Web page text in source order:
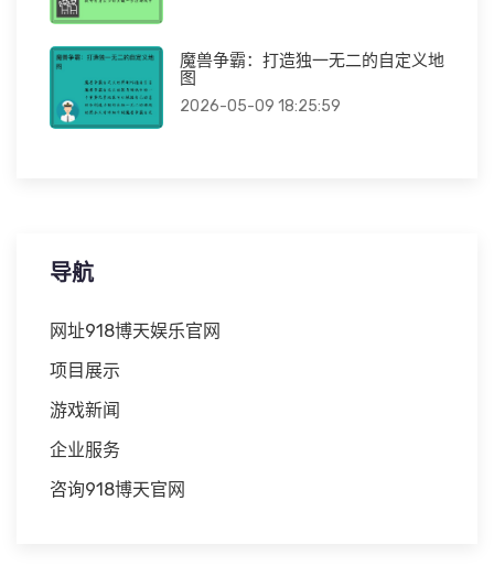
魔兽争霸：打造独一无二的自定义地
图
2026-05-09 18:25:59
导航
网址918博天娱乐官网
项目展示
游戏新闻
企业服务
咨询918博天官网